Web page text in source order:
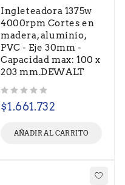
Ingleteadora 1375w
4000rpm Cortes en
madera, aluminio,
PVC - Eje 30mm -
Capacidad max: 100 x
203 mm.DEWALT
$1.661.732
AÑADIR AL CARRITO